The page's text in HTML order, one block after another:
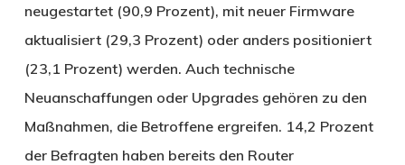
neugestartet (90,9 Prozent), mit neuer Firmware
aktualisiert (29,3 Prozent) oder anders positioniert
(23,1 Prozent) werden. Auch technische
Neuanschaffungen oder Upgrades gehören zu den
Maßnahmen, die Betroffene ergreifen. 14,2 Prozent
der Befragten haben bereits den Router